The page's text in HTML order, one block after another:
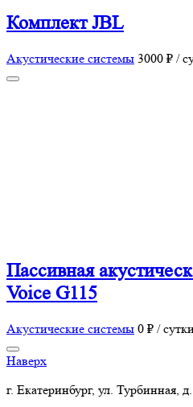
Комплект JBL
Акустические системы 3000 ₽ /
Пассивная
Voice G115
Акустические системы 0 ₽ /
Наверх
г. Екатеринбург, ул. Турбинная,